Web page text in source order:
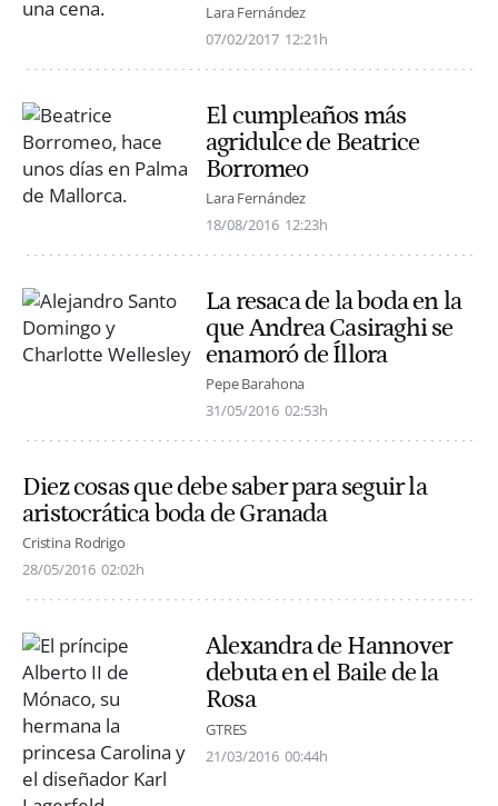
Lara Fernández
07/02/2017 12:21h
El cumpleaños más
agridulce de Beatrice
Borromeo
Lara Fernández
18/08/2016 12:23h
La resaca de la boda en la
que Andrea Casiraghi se
enamoró de Íllora
Pepe Barahona
31/05/2016 02:53h
Diez cosas que debe saber para seguir la
aristocrática boda de Granada
Cristina Rodrigo
28/05/2016 02:02h
Alexandra de Hannover
debuta en el Baile de la
Rosa
GTRES
21/03/2016 00:44h